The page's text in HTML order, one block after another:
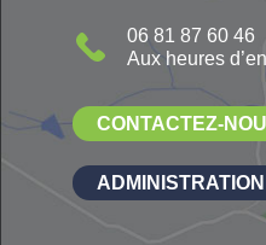
06 81 87 60 46
Aux heures
CONTACTEZ-